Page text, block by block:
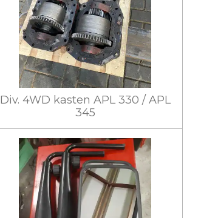
Div. 4WD kasten APL 330 / APL
345